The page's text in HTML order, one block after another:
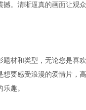
。清晰逼真的画面让观
材和类型，无论您是喜
要感受浪漫的爱情片，
趣。